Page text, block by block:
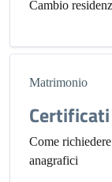
Cambio
Matrimonio
Come
anagrafici